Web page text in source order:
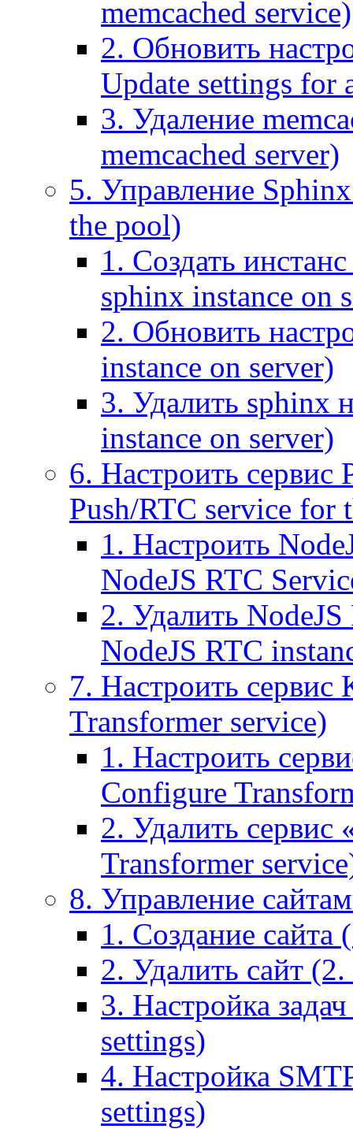
memcached service)
2. Обновить
Update settings for
3. Удаление
memcached server)
5. Управление
the pool)
1. Создать
sphinx instance on
2. Обновить
instance on server)
3. Удалить sphinx
instance on server)
6. Настроить
Push/RTC service for
1. Настроить
NodeJS RTC
2. Удалить
NodeJS RTC
7. Настроить
Transformer service)
1. Настроить
Configure
2. Удалить сервис
Transformer
8. Управление
1. Создание сайта
2. Удалить сайт
3. Настройка
settings)
4. Настройка
settings)